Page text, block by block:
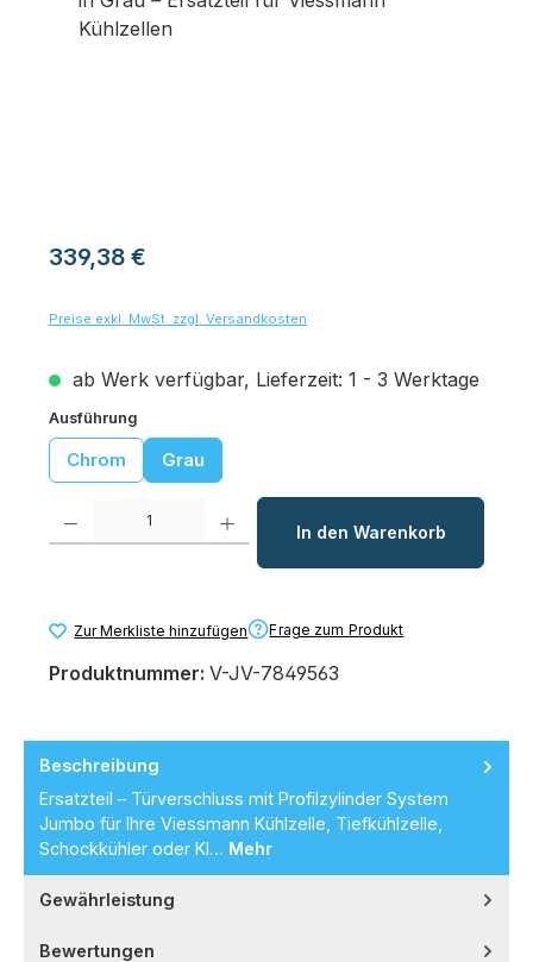
Regulärer Preis:
339,38 €
Preise exkl. MwSt. zzgl. Versandkosten
ab Werk verfügbar, Lieferzeit: 1 - 3 Werktage
Ausführung
Chrom Grau
Produkt Anzahl: Gib den gewünschten Wert ein oder benutze die
In den Warenkorb
Zur Merkliste hinzufügen Frage zum Produkt
Produktnummer: V-JV-7849563
Beschreibung
Ersatzteil – Türverschluss mit Profilzylinder System
Jumbo für Ihre Viessmann Kühlzelle, Tiefkühlzelle,
Schockkühler oder Kl… Mehr
Gewährleistung
Bewertungen